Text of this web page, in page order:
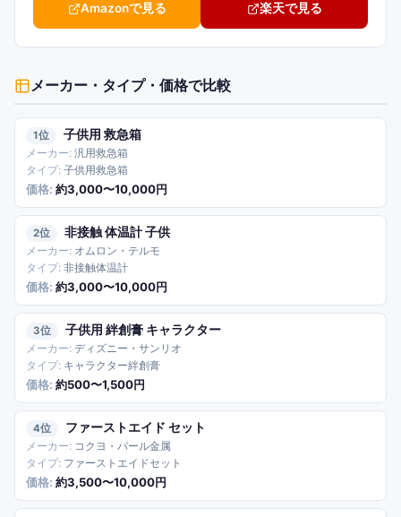
Amazonで見る 楽天で見る
メーカー・タイプ・価格で比較
1 子供用 救急箱
汎用救急箱
子供用救急箱
約3,000〜10,000円
2 非接触 体温計 子供
オムロン・テルモ
非接触体温計
約3,000〜10,000円
3 子供用 絆創膏 キャラクター
ディズニー・サンリオ
キャラクター絆創膏
約500〜1,500円
4 ファーストエイド セット
コクヨ・パール金属
ファーストエイドセット
約3,500〜10,000円